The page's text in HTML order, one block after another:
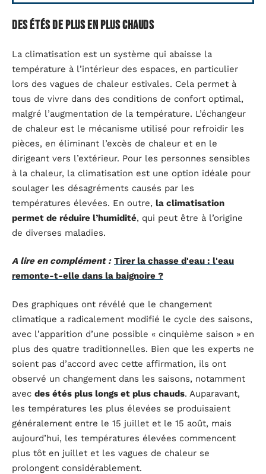
Des étés de plus en plus chauds
La climatisation est un système qui abaisse la
température à l’intérieur des espaces, en particulier
lors des vagues de chaleur estivales. Cela permet à
tous de vivre dans des conditions de confort optimal,
malgré l’augmentation de la température. L’échangeur
de chaleur est le mécanisme utilisé pour refroidir les
pièces, en éliminant l’excès de chaleur et en le
dirigeant vers l’extérieur. Pour les personnes sensibles
à la chaleur, la climatisation est une option idéale pour
soulager les désagréments causés par les
températures élevées. En outre, la climatisation
permet de réduire l’humidité, qui peut être à l’origine
de diverses maladies.
A lire en complément : Tirer la chasse d'eau : l'eau
remonte-t-elle dans la baignoire ?
Des graphiques ont révélé que le changement
climatique a radicalement modifié le cycle des saisons,
avec l’apparition d’une possible « cinquième saison » en
plus des quatre traditionnelles. Bien que les experts ne
soient pas d’accord avec cette affirmation, ils ont
observé un changement dans les saisons, notamment
avec des étés plus longs et plus chauds. Auparavant,
les températures les plus élevées se produisaient
généralement entre le 15 juillet et le 15 août, mais
aujourd’hui, les températures élevées commencent
plus tôt en juillet et les vagues de chaleur se
prolongent considérablement.